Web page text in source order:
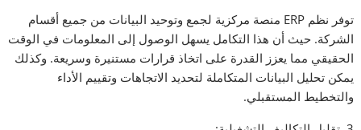
توفر نظم ERP منصة مركزية لجمع وتوحيد البيانات من جميع أقسام
الشركة. حيث أن هذا التكامل يسهل الوصول إلى المعلومات في الوقت
الحقيقي مما يعزز القدرة على اتخاذ قرارات مستنيرة وسريعة. وكذلك
يمكن تحليل البيانات المتكاملة لتحديد الاتجاهات وتقييم الأداء
والتخطيط المستقبلي.